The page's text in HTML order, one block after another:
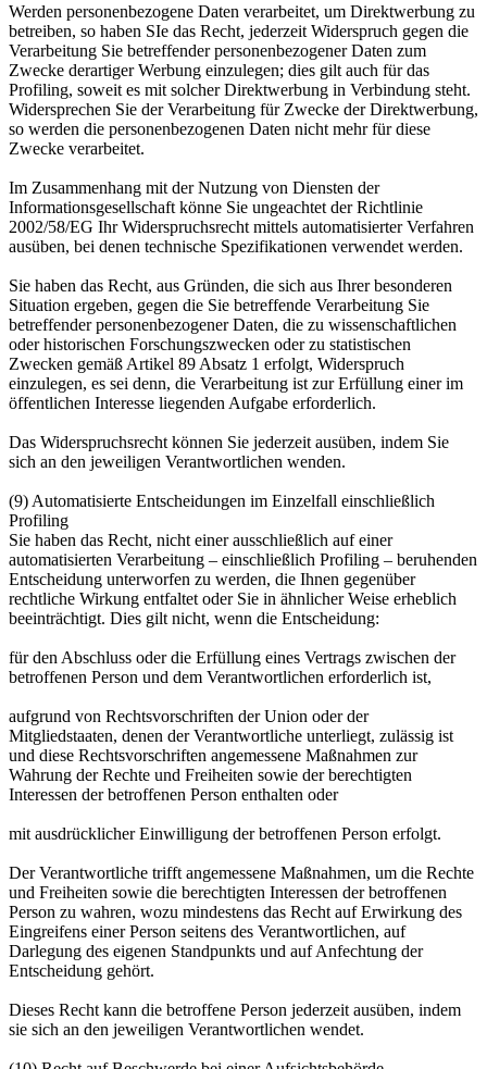
Werden personenbezogene Daten verarbeitet, um Direktwerbung zu
betreiben, so haben SIe das Recht, jederzeit Widerspruch gegen die
Verarbeitung Sie betreffender personenbezogener Daten zum
Zwecke derartiger Werbung einzulegen; dies gilt auch für das
Profiling, soweit es mit solcher Direktwerbung in Verbindung steht.
Widersprechen Sie der Verarbeitung für Zwecke der Direktwerbung,
so werden die personenbezogenen Daten nicht mehr für diese
Zwecke verarbeitet.
Im Zusammenhang mit der Nutzung von Diensten der
Informationsgesellschaft könne Sie ungeachtet der Richtlinie
2002/58/EG Ihr Widerspruchsrecht mittels automatisierter Verfahren
ausüben, bei denen technische Spezifikationen verwendet werden.
Sie haben das Recht, aus Gründen, die sich aus Ihrer besonderen
Situation ergeben, gegen die Sie betreffende Verarbeitung Sie
betreffender personenbezogener Daten, die zu wissenschaftlichen
oder historischen Forschungszwecken oder zu statistischen
Zwecken gemäß Artikel 89 Absatz 1 erfolgt, Widerspruch
einzulegen, es sei denn, die Verarbeitung ist zur Erfüllung einer im
öffentlichen Interesse liegenden Aufgabe erforderlich.
Das Widerspruchsrecht können Sie jederzeit ausüben, indem Sie
sich an den jeweiligen Verantwortlichen wenden.
(9) Automatisierte Entscheidungen im Einzelfall einschließlich
Profiling
Sie haben das Recht, nicht einer ausschließlich auf einer
automatisierten Verarbeitung – einschließlich Profiling – beruhenden
Entscheidung unterworfen zu werden, die Ihnen gegenüber
rechtliche Wirkung entfaltet oder Sie in ähnlicher Weise erheblich
beeinträchtigt. Dies gilt nicht, wenn die Entscheidung:
für den Abschluss oder die Erfüllung eines Vertrags zwischen der
betroffenen Person und dem Verantwortlichen erforderlich ist,
aufgrund von Rechtsvorschriften der Union oder der
Mitgliedstaaten, denen der Verantwortliche unterliegt, zulässig ist
und diese Rechtsvorschriften angemessene Maßnahmen zur
Wahrung der Rechte und Freiheiten sowie der berechtigten
Interessen der betroffenen Person enthalten oder
mit ausdrücklicher Einwilligung der betroffenen Person erfolgt.
Der Verantwortliche trifft angemessene Maßnahmen, um die Rechte
und Freiheiten sowie die berechtigten Interessen der betroffenen
Person zu wahren, wozu mindestens das Recht auf Erwirkung des
Eingreifens einer Person seitens des Verantwortlichen, auf
Darlegung des eigenen Standpunkts und auf Anfechtung der
Entscheidung gehört.
Dieses Recht kann die betroffene Person jederzeit ausüben, indem
sie sich an den jeweiligen Verantwortlichen wendet.